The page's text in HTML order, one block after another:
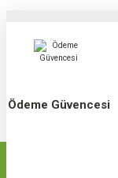
Ödeme Güvencesi